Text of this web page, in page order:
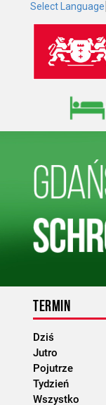
Select Language
TERMIN
Dziś
Jutro
Pojutrze
Tydzień
Wszystko